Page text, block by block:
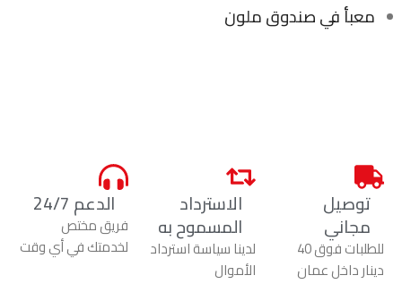
معبأ في صندوق ملون
توصيل
مجاني
للطلبات فوق 40
دينار داخل عمان
الاسترداد
المسموح به
لدينا سياسة استرداد
الأموال
الدعم 24/7
فريق مختص
لخدمتك في أي وقت